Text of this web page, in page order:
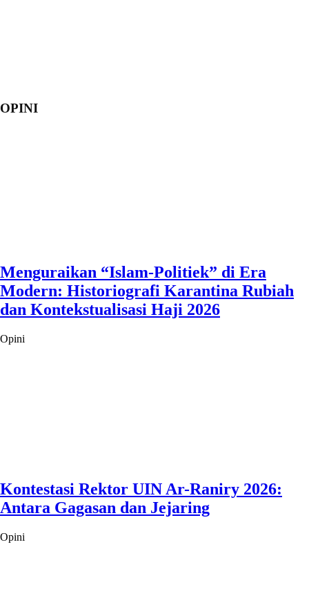
OPINI
Menguraikan “Islam-Politiek” di Era
Modern: Historiografi Karantina Rubiah
dan Kontekstualisasi Haji 2026
Opini
Kontestasi Rektor UIN Ar-Raniry 2026:
Antara Gagasan dan Jejaring
Opini